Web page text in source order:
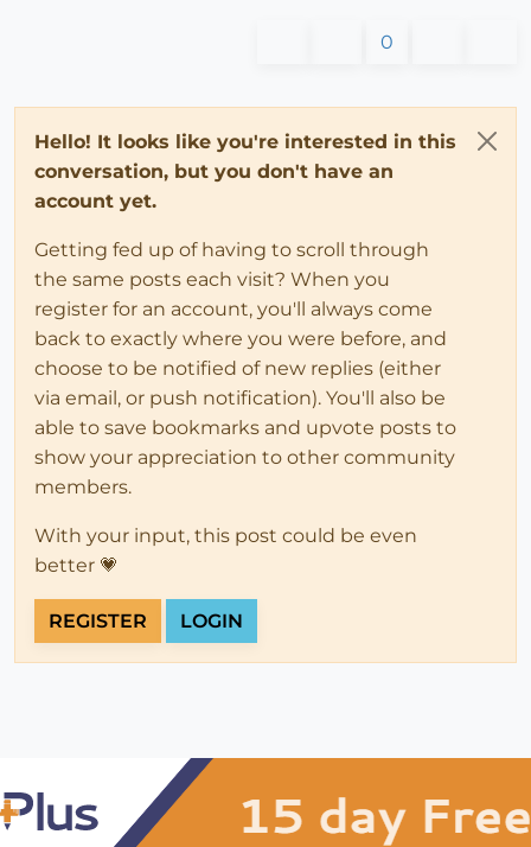
0
Hello! It looks like you're interested in this
conversation, but you don't have an
account yet.
Getting fed up of having to scroll through
the same posts each visit? When you
register for an account, you'll always come
back to exactly where you were before, and
choose to be notified of new replies (either
via email, or push notification). You'll also be
able to save bookmarks and upvote posts to
show your appreciation to other community
members.
With your input, this post could be even
better 💗
REGISTER LOGIN